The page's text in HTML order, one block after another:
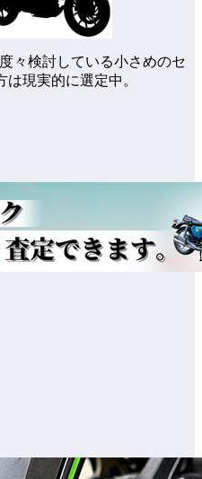
々検討している小さめのセ
現実的に選定中。